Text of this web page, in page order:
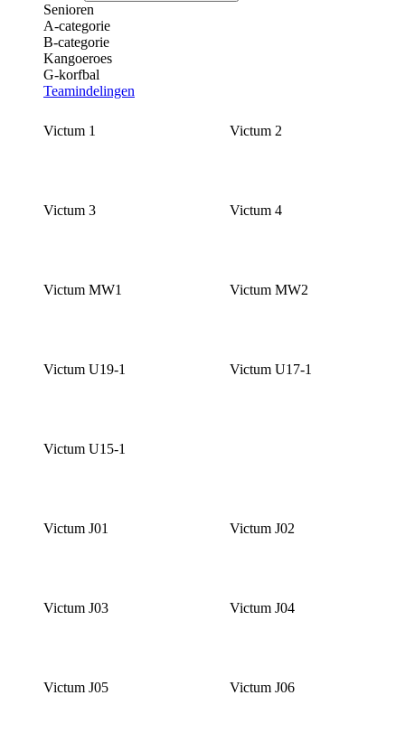
Senioren
A-categorie
B-categorie
Kangoeroes
G-korfbal
Teamindelingen
Victum 1 Victum 2
Victum 3 Victum 4
Victum MW1 Victum MW2
Victum U19-1 Victum U17-1
Victum U15-1
Victum J01 Victum J02
Victum J03 Victum J04
Victum J05 Victum J06